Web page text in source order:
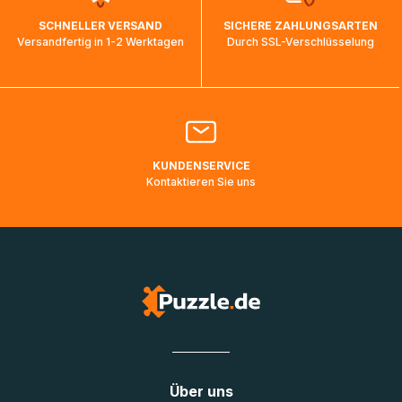
ankommen und von der dortigen Zustellorganisation weiter
bearbeitet werden.
Bitte kontaktieren Sie denKundenservicefalls Ihr Paket
Lieferadressen in Deutschland oder Europa mehrere Tage
SCHNELLER VERSAND
Versandfertig in 1-2 Werktagen
SICHERE ZAHLUNGSARTEN
Durch SSL-Verschlüsselung
KUNDENSERVICE
Kontaktieren Sie uns
Über uns